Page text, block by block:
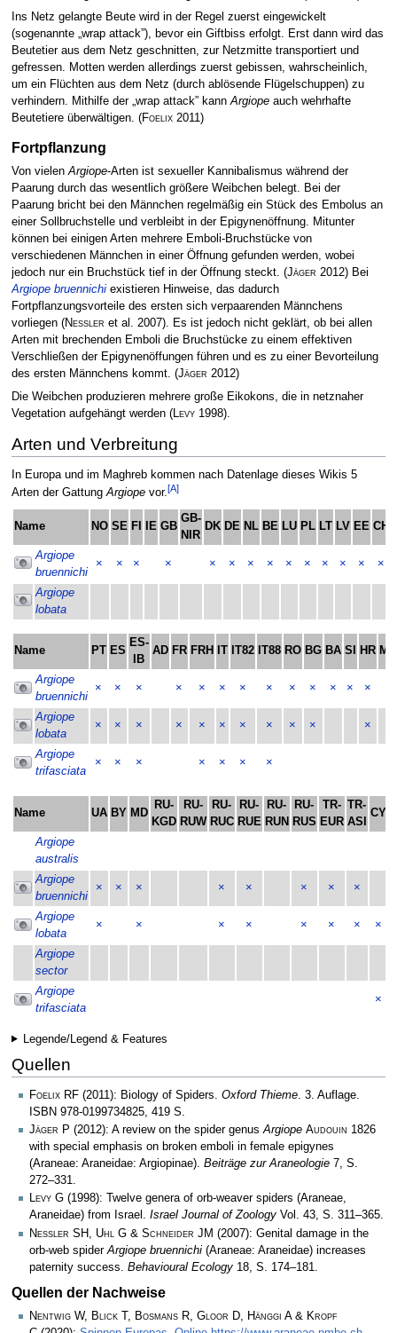
Ins Netz gelangte Beute wird in der Regel zuerst eingewickelt
(sogenannte „wrap attack”), bevor ein Giftbiss erfolgt. Erst dann wird das
Beutetier aus dem Netz geschnitten, zur Netzmitte transportiert und
gefressen. Motten werden allerdings zuerst gebissen, wahrscheinlich,
um ein Flüchten aus dem Netz (durch ablösende Flügelschuppen) zu
verhindern. Mithilfe der „wrap attack” kannArgiopeauch wehrhafte
Beutetiere überwältigen. (Foelix2011)
Fortpflanzung
Von vielenArgiope-Arten ist sexueller Kannibalismus während der
Paarung durch das wesentlich größere Weibchen belegt. Bei der
Paarung bricht bei den Männchen regelmäßig ein Stück des Embolus an
einer Sollbruchstelle und verbleibt in der Epigynenöffnung. Mitunter
können bei einigen Arten mehrere Emboli-Bruchstücke von
verschiedenen Männchen in einer Öffnung gefunden werden, wobei
jedoch nur ein Bruchstück tief in der Öffnung steckt. (Jäger 2012)Bei
Argiope bruennichiexistieren Hinweise, das dadurch
Fortpflanzungsvorteile des ersten sich verpaarenden Männchens
vorliegen (Nessler et al. 2007). Es ist jedoch nicht geklärt, ob bei allen
Arten mit brechenden Emboli die Bruchstücke zu einem effektiven
Verschließen der Epigynenöffungen führen und es zu einer Bevorteilung
des ersten Männchens kommt. (Jäger 2012)
Die Weibchen produzieren mehrere große Eikokons, die in netznaher
Vegetation aufgehängt werden (Levy1998).
Arten und Verbreitung
In Europa und im Maghreb kommen nach Datenlage dieses Wikis 5
Arten der GattungArgiopevor.[A]
Name NO SE FI IE GB
GB-
NIR
DK DE NL BE LU PL LT LV EE CH
Argiope
bruennichi
× × × × × × × × × × × × × ×
Argiope
lobata
Name PT ES
ES-
IB
AD FR FRH IT IT82 IT88 RO BG BA SI HR ME
Argiope
bruennichi
× × × × × × × × × × × × ×
Argiope
lobata
× × × × × × × × × × ×
Argiope
trifasciata
× × × × × × ×
Name UA BY MD
RU-
KGD
RU-
RUW
RU-
RUC
RU-
RUE
RU-
RUN
RU-
RUS
TR-
EUR
TR-
ASI
CY
Argiope
australis
Argiope
bruennichi
× × × × × × × ×
Argiope
lobata
× × × × × × × ×
Argiope
sector
Argiope
trifasciata
×
Legende/Legend & Features
Quellen
Foelix RF (2011): Biology of Spiders. Oxford Thieme. 3. Auflage.
ISBN 978-0199734825, 419 S.
Jäger P (2012): A review on the spider genusArgiope Audouin 1826
with special emphasis on broken emboli in female epigynes
(Araneae: Araneidae: Argiopinae). Beiträge zur Araneologie 7, S.
272–331.
Levy G (1998): Twelve genera of orb-weaver spiders (Araneae,
Araneidae) from Israel. Israel Journal of Zoology Vol. 43, S. 311–365.
Nessler SH, Uhl G & Schneider JM (2007): Genital damage in the
orb-web spider Argiope bruennichi (Araneae: Araneidae) increases
paternity success. Behavioural Ecology 18, S. 174–181.
Quellen der Nachweise
Nentwig W, Blick T, Bosmans R, Gloor D, Hänggi A & Kropf